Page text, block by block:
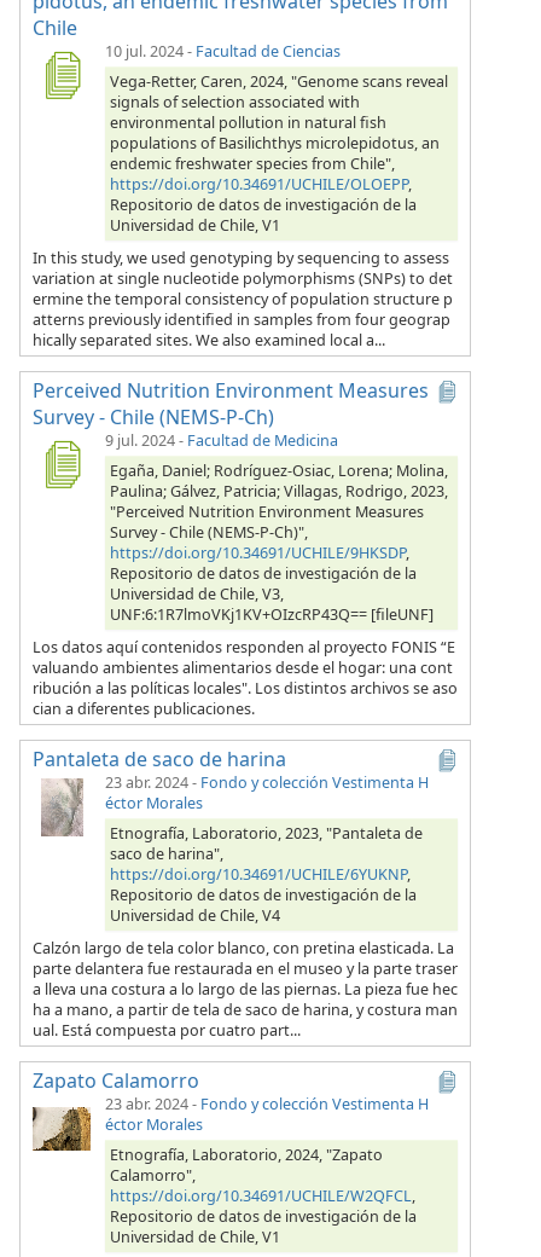
Chile
10 jul. 2024- Facultad de Ciencias
Vega-Retter, Caren, 2024, "Genome scans reveal
signals of selection associated with
environmental pollution in natural fish
populations of Basilichthys microlepidotus, an
endemic freshwater species from Chile",
https://doi.org/10.34691/UCHILE/OLOEPP,
Repositorio de datos de investigación de la
Universidad de Chile, V1
In this study, we used genotyping by sequencing to assess
variation at single nucleotide polymorphisms (SNPs) to det
ermine the temporal consistency of population structure p
atterns previously identified in samples from four geograp
hically separated sites. We also examined local a...
Perceived Nutrition Environment Measures
Survey - Chile (NEMS-P-Ch)
9 jul. 2024- Facultad de Medicina
Egaña, Daniel; Rodríguez-Osiac, Lorena; Molina,
Paulina; Gálvez, Patricia; Villagas, Rodrigo, 2023,
"Perceived Nutrition Environment Measures
Survey - Chile (NEMS-P-Ch)",
https://doi.org/10.34691/UCHILE/9HKSDP,
Repositorio de datos de investigación de la
Universidad de Chile, V3,
UNF:6:1R7lmoVKj1KV+OIzcRP43Q== [fileUNF]
Los datos aquí contenidos responden al proyecto FONIS “E
valuando ambientes alimentarios desde el hogar: una cont
ribución a las políticas locales". Los distintos archivos se aso
cian a diferentes publicaciones.
Pantaleta de saco de harina
23 abr. 2024- Fondo y colección Vestimenta H
éctor Morales
Etnografía, Laboratorio, 2023, "Pantaleta de
saco de harina",
https://doi.org/10.34691/UCHILE/6YUKNP,
Repositorio de datos de investigación de la
Universidad de Chile, V4
Calzón largo de tela color blanco, con pretina elasticada. La
parte delantera fue restaurada en el museo y la parte traser
a lleva una costura a lo largo de las piernas. La pieza fue hec
ha a mano, a partir de tela de saco de harina, y costura man
ual. Está compuesta por cuatro part...
Zapato Calamorro
23 abr. 2024- Fondo y colección Vestimenta H
éctor Morales
Etnografía, Laboratorio, 2024, "Zapato
Calamorro",
https://doi.org/10.34691/UCHILE/W2QFCL,
Repositorio de datos de investigación de la
Universidad de Chile, V1